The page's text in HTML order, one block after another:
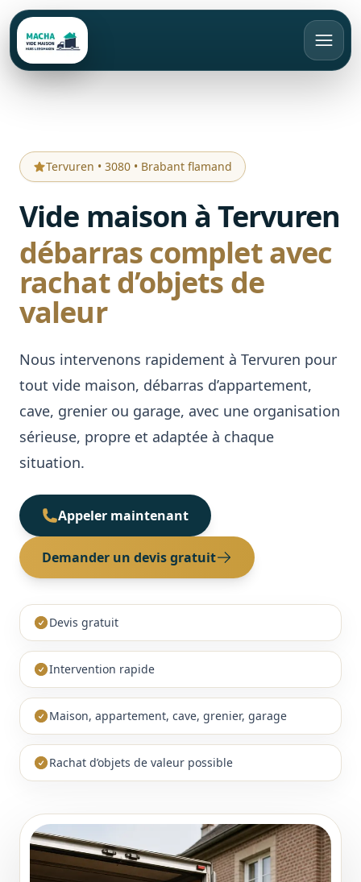
Accueil
Vide maison
Bruxelles
Brabant Wallon
Débarras
Appartement
Cave / Grenier / Garage
Rachat d’objets
Réalisations
Avis clients
Tervuren • 3080 • Brabant flamand
Vide maison à Tervuren
débarras complet avec
rachat d’objets de
valeur
Nous intervenons rapidement à Tervuren pour
tout vide maison, débarras d’appartement,
cave, grenier ou garage, avec une organisation
sérieuse, propre et adaptée à chaque
situation.
Appeler maintenant
Demander un devis gratuit
Devis gratuit
Intervention rapide
Maison, appartement, cave, grenier, garage
Rachat d’objets de valeur possible